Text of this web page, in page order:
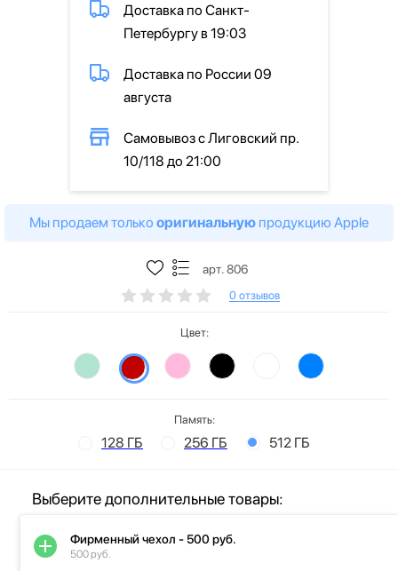
Доставка по Санкт-
Петербургу в 19:03
Доставка по России 09
августа
Самовывоз с Лиговский пр.
10/118 до 21:00
Мы продаем только оригинальную продукцию Apple
арт. 806
0 отзывов
Цвет:
Память:
128 ГБ 256 ГБ 512 ГБ
Выберите дополнительные товары:
Фирменный чехол - 500 руб.
500 руб.